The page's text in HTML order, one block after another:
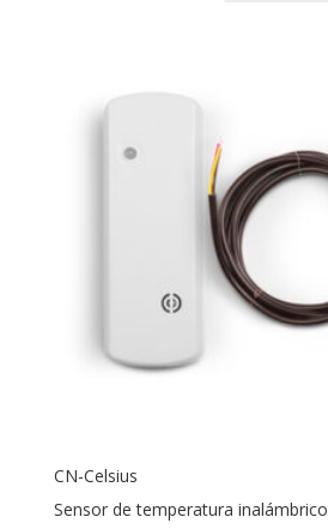
CN-Celsius
Sensor de temperatura inalámbrico